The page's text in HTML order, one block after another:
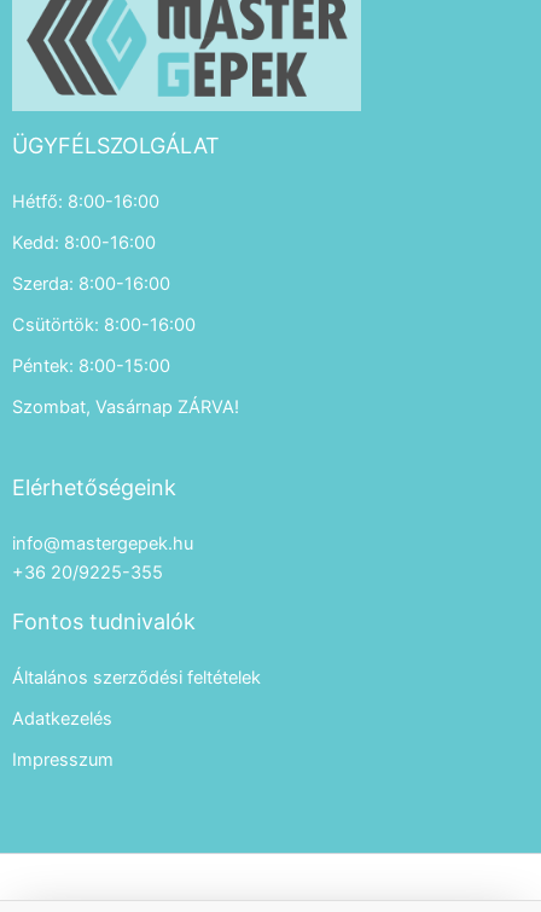
ÜGYFÉLSZOLGÁLAT
Hétfő: 8:00-16:00
Kedd: 8:00-16:00
Szerda: 8:00-16:00
Csütörtök: 8:00-16:00
Péntek: 8:00-15:00
Szombat, Vasárnap ZÁRVA!
Elérhetőségeink
info@mastergepek.hu
+36 20/9225-355
Fontos tudnivalók
Általános szerződési feltételek
Adatkezelés
Impresszum